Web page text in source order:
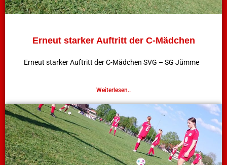
Erneut starker Auftritt der C-Mädchen
Erneut starker Auftritt der C-Mädchen SVG – SG Jümme
Weiterlesen..